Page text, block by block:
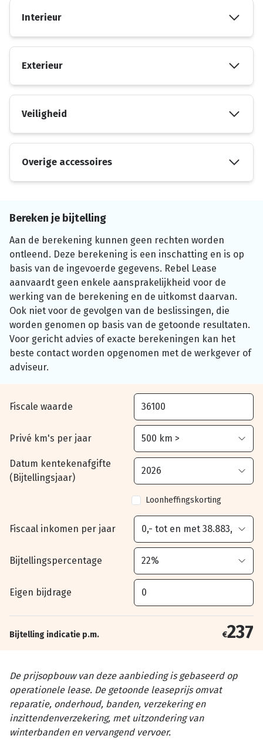
Interieur
Exterieur
Veiligheid
Overige accessoires
Bereken je bijtelling
Aan de berekening kunnen geen rechten worden
ontleend. Deze berekening is een inschatting en is op
basis van de ingevoerde gegevens. Rebel Lease
aanvaardt geen enkele aansprakelijkheid voor de
werking van de berekening en de uitkomst daarvan.
Ook niet voor de gevolgen van de beslissingen, die
worden genomen op basis van de getoonde resultaten.
Voor gericht advies of exacte berekeningen kan het
beste contact worden opgenomen met de werkgever of
adviseur.
Fiscale waarde
Privé km's per jaar
Datum kentekenafgifte
(Bijtellingsjaar)
Loonheffingskorting
Fiscaal inkomen per jaar
Bijtellingspercentage
Eigen bijdrage
Bijtelling indicatie p.m. €237
De prijsopbouw van deze aanbieding is gebaseerd op
operationele lease. De getoonde leaseprijs omvat
reparatie, onderhoud, banden, verzekering en
inzittendenverzekering, met uitzondering van
winterbanden en vervangend vervoer.